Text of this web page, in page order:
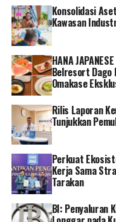
berkembang dari
yang ditetapkan dan
menghasilkan para
bagi perusahaan lain,”
Corporate Secretary
Poerwadi mengatakan,
memborong 20
komitmen Pertamina
ini juga jadi bentuk
usaha maupun unit
terus meraih
mendatang.
Konsolidasi
Kawasan
HANA
Belresort Dago
Omakase
Rilis Laporan
Tunjukkan
Perkuat
Kerja Sama
Tarakan
BI: Penyaluran